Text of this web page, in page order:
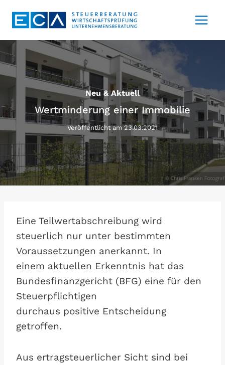
Inhalt
Neu & Aktuell
Wertminderung einer Immobilie
Veröffentlicht am 23.03.2021
Eine Teilwertabschreibung wird
steuerlich nur unter bestimmten
Voraussetzungen anerkannt. In
einem aktuellen Erkenntnis hat das
Bundesfinanzgericht (BFG) eine für den
Steuerpflichtigen
durchaus positive Entscheidung
getroffen.
Aus ertragsteuerlicher Sicht sind bei